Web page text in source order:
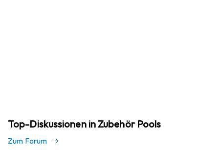
Top-Diskussionen in Zubehör Pools
Zum Forum